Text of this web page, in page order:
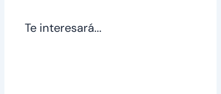
Te interesará...